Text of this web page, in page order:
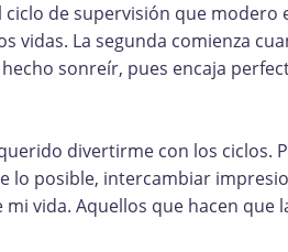
de supervisión que modero
vidas. La segunda comienza
sonreír, pues encaja
divertirme con los ciclos.
lo posible, intercambiar
vida. Aquellos que hacen que